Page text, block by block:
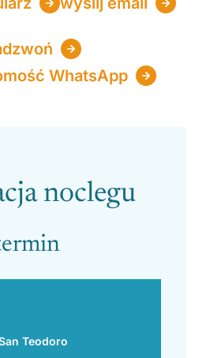
WhatsApp
field empty.noclegu
Teodoro